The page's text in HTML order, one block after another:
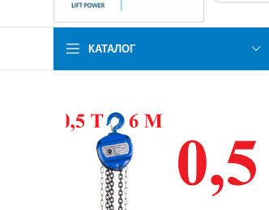
КАТАЛОГ